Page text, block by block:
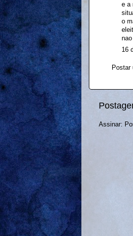
e a
o
16
Postar
Assinar: